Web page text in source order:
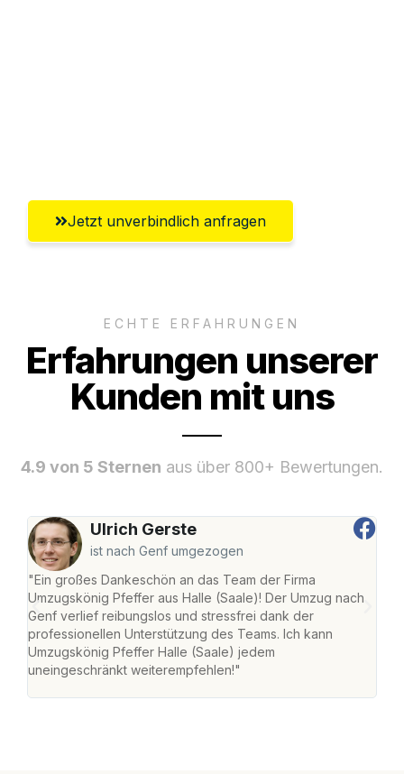
Jetzt unverbindlich anfragen
ECHTE ERFAHRUNGEN
Erfahrungen unserer
Kunden mit uns
4.9 von 5 Sternen aus über 800+ Bewertungen.
Ulrich Gerste
ist nach Genf umgezogen
"Ein großes Dankeschön an das Team der Firma
Umzugskönig Pfeffer aus Halle (Saale)! Der Umzug nach
Genf verlief reibungslos und stressfrei dank der
professionellen Unterstützung des Teams. Ich kann
Umzugskönig Pfeffer Halle (Saale) jedem
uneingeschränkt weiterempfehlen!"